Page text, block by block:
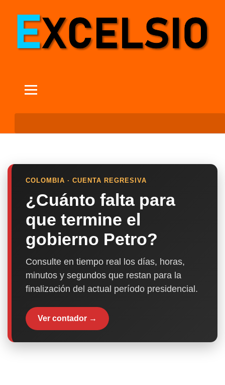
COLOMBIA · CUENTA REGRESIVA
¿Cuánto falta para
que termine el
gobierno Petro?
Consulte en tiempo real los días, horas,
minutos y segundos que restan para la
finalización del actual período presidencial.
Ver contador →